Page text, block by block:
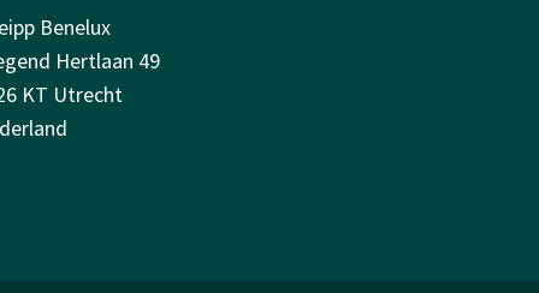
Benelux
Hertlaan 49
KT Utrecht